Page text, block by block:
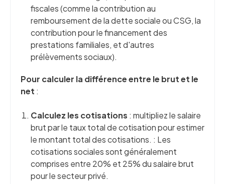
fiscales (comme la contribution au
remboursement de la dette sociale ou CSG, la
contribution pour le financement des
prestations familiales, et d'autres
prélèvements sociaux).
Pour calculer la différence entre le brut et le
net :
Calculez les cotisations : multipliez le salaire
brut par le taux total de cotisation pour estimer
le montant total des cotisations. : Les
cotisations sociales sont généralement
comprises entre 20% et 25% du salaire brut
pour le secteur privé.